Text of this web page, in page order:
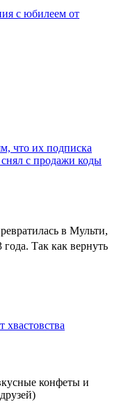
с юбилеем от
что их подписка
с продажи коды
в Мульти,
Так как вернуть
конфеты и